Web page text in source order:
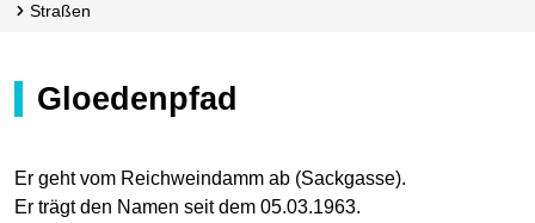
Straßen
Gloedenpfad
Er geht vom Reichweindamm ab (Sackgasse).
Er trägt den Namen seit dem 05.03.1963.